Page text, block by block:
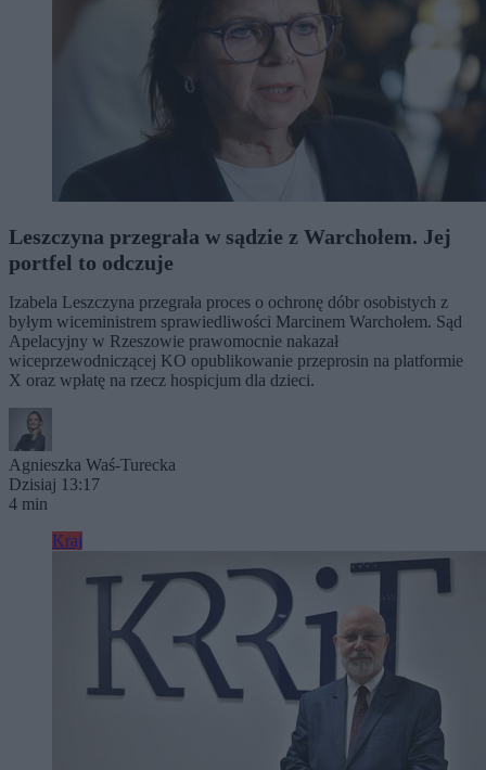
Leszczyna przegrała w sądzie z Warchołem. Jej
portfel to odczuje
Izabela Leszczyna przegrała proces o ochronę dóbr osobistych z
byłym wiceministrem sprawiedliwości Marcinem Warchołem. Sąd
Apelacyjny w Rzeszowie prawomocnie nakazał
wiceprzewodniczącej KO opublikowanie przeprosin na platformie
X oraz wpłatę na rzecz hospicjum dla dzieci.
Agnieszka Waś-Turecka
Dzisiaj 13:17
4 min
Kraj